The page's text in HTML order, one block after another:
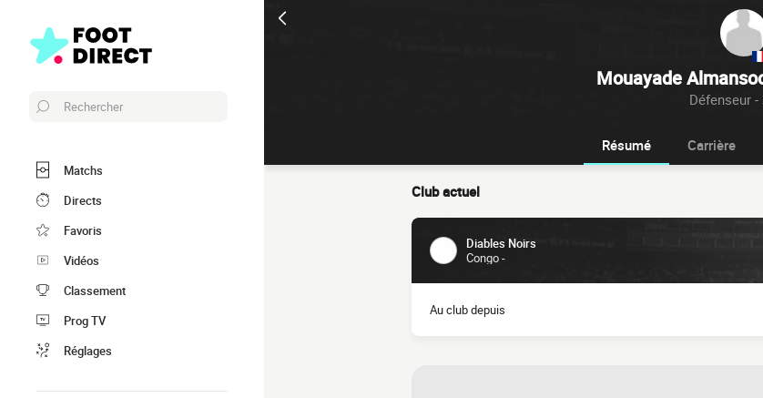
Mouayade
Défenseur -
Rechercher
Matchs
Directs
Favoris
Vidéos
Classement
Prog TV
Réglages
Résumé Carrière
Club actuel
Diables Noirs
Congo -
Au club depuis